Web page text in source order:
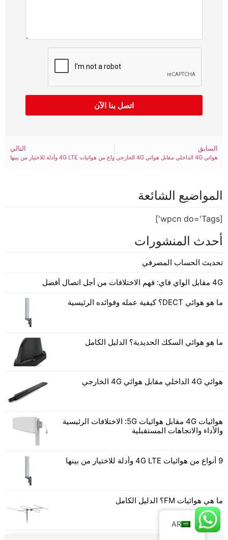
اتصل بنا الآن
التالي
9 أنواع من هوائيات 4G LTE وأدلة للاختيار من بينها
السابق
هوائي 4G الداخلي مقابل هوائي 4G الخارجي
المواضيع الشائعة
[wpcn do='Tags']
أحدث المنشورات
تحديث الحساب المصرفي
4G مقابل الواي فاي: فهم الاختلافات من أجل اتصال أفضل
ما هو هوائي DECT؟ كيفية عمله وفوائده الرئيسية
ما هو هوائي السكك الحديدية؟ الدليل الكامل
هوائي 4G الداخلي مقابل هوائي 4G الخارجي
هوائيات 4G مقابل هوائيات 5G: الاختلافات الرئيسية
والأداء والاتجاهات المستقبلية
9 أنواع من هوائيات 4G LTE وأدلة للاختيار من بينها
ما هي هوائيات FM؟ الدليل الكامل
AR